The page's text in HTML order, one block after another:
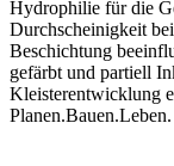
Hydrophilie für die
Durchscheinigkeit
Beschichtung
gefärbt und partiell
Kleisterentwicklung
Planen.Bauen.Leben.